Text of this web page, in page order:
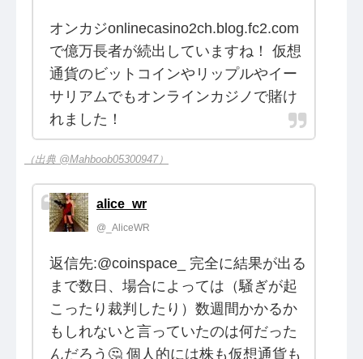
オンカジonlinecasino2ch.blog.fc2.com
で億万長者が続出していますね！ 仮想
通貨のビットコインやリップルやイー
サリアムでもオンラインカジノで賭け
れました！
（出典 @Mahboob05300947）
alice_wr
@_AliceWR
返信先:@coinspace_ 完全に結果が出る
まで数日、場合によっては（騒ぎが起
こったり裁判したり）数週間かかるか
もしれないと言っていたのは何だった
んだろう🤔 個人的には株も仮想通貨も